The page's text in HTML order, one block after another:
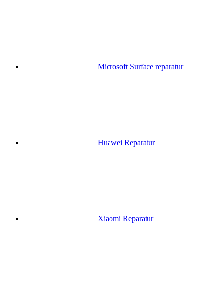
Microsoft Surface reparatur
Huawei Reparatur
Xiaomi Reparatur